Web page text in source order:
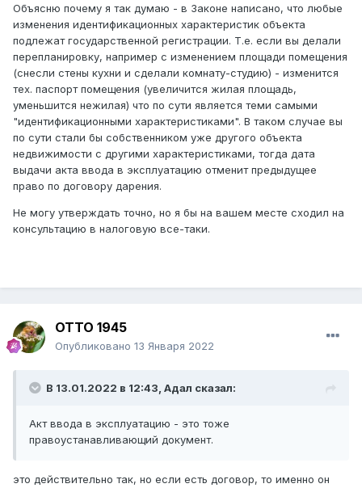
Объясню почему я так думаю - в Законе написано, что любые
изменения идентификационных характеристик объекта
подлежат государственной регистрации. Т.е. если вы делали
перепланировку, например с изменением площади помещения
(снесли стены кухни и сделали комнату-студию) - изменится
тех. паспорт помещения (увеличится жилая площадь,
уменьшится нежилая) что по сути является теми самыми
"идентификационными характеристиками". В таком случае вы
по сути стали бы собственником уже другого объекта
недвижимости с другими характеристиками, тогда дата
выдачи акта ввода в эксплуатацию отменит предыдущее
право по договору дарения.
Не могу утверждать точно, но я бы на вашем месте сходил на
консультацию в налоговую все-таки.
ОТТО 1945
Опубликовано 13 Января 2022
В 13.01.2022 в 12:43, Адал сказал:
Акт ввода в эксплуатацию - это тоже
правоустанавливающий документ.
это действительно так, но если есть договор, то именно он